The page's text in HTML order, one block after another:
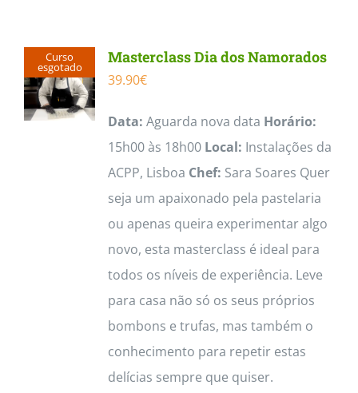
Curso
esgotado
Masterclass Dia dos Namorados
39.90€
Data: Aguarda nova data Horário:
15h00 às 18h00 Local: Instalações da
ACPP, Lisboa Chef: Sara Soares Quer
seja um apaixonado pela pastelaria
ou apenas queira experimentar algo
novo, esta masterclass é ideal para
todos os níveis de experiência. Leve
para casa não só os seus próprios
bombons e trufas, mas também o
conhecimento para repetir estas
delícias sempre que quiser.